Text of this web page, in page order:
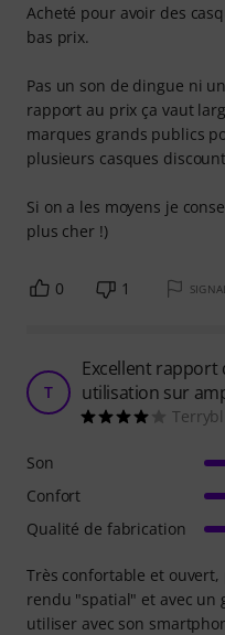
Acheté pour avoir des
bas prix.
Pas un son de dingue ni
rapport au prix ça vaut
marques grands publics
plusieurs casques
Si on a les moyens je
plus cher !)
0 1
T
Excellent
utilisation sur
Très confortable et
rendu "spatial" et avec
utiliser avec son
Son
Confort
Qualité de fabrication